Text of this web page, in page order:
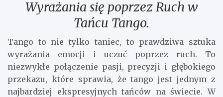
Wyrażania się poprzez Ruch w
Tańcu Tango.
Tango to nie tylko taniec, to prawdziwa sztuka
wyrażania emocji i uczuć poprzez ruch. To
niezwykłe połączenie pasji, precyzji i głębokiego
przekazu, które sprawia, że tango jest jednym z
najbardziej ekspresyjnych tańców na świecie. W